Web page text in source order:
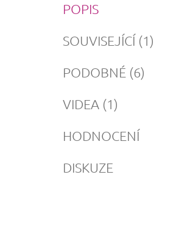
POPIS
SOUVISEJÍCÍ (1)
PODOBNÉ (6)
VIDEA (1)
HODNOCENÍ
DISKUZE